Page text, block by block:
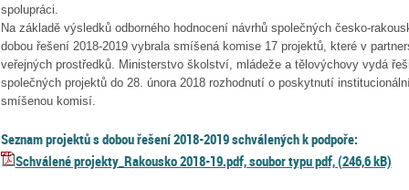
spolupráci.
Na základě výsledků odborného hodnocení návrhů společných česko-
dobou řešení 2018-2019 vybrala smíšená komise 17 projektů, které v
veřejných prostředků. Ministerstvo školství, mládeže a tělovýchovy vydá
společných projektů do 28. února 2018 rozhodnutí o poskytnutí
smíšenou komisí.
Seznam projektů s dobou řešení 2018-2019 schválených k podpoře:
Schválené projekty_Rakousko 2018-19.pdf, soubor typu pdf, (246,6 kB)